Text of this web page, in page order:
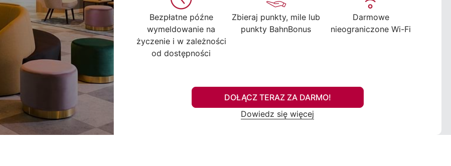
Bezpłatne późne
wymeldowanie na
życzenie i w zależności
od dostępności
Zbieraj punkty, mile lub
punkty BahnBonus
Darmowe
nieograniczone Wi-Fi
DOŁĄCZ TERAZ ZA DARMO!
Dowiedz się więcej